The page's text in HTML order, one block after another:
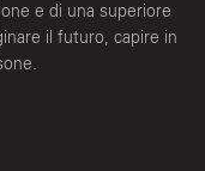
e di una superiore
il futuro, capire in